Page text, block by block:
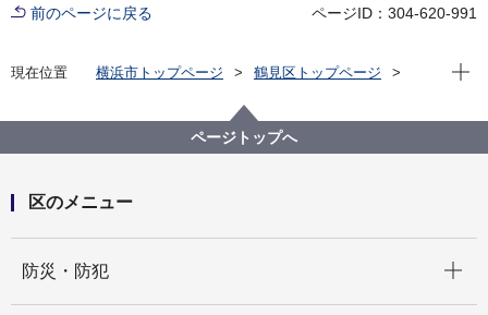
前のページに戻る ページID：304-620-991
現在位置 横浜市トップページ
鶴見区トップページ
横浜市鶴見区第24投票区
現在
ページトップへ
区のメニュー
防災・防犯